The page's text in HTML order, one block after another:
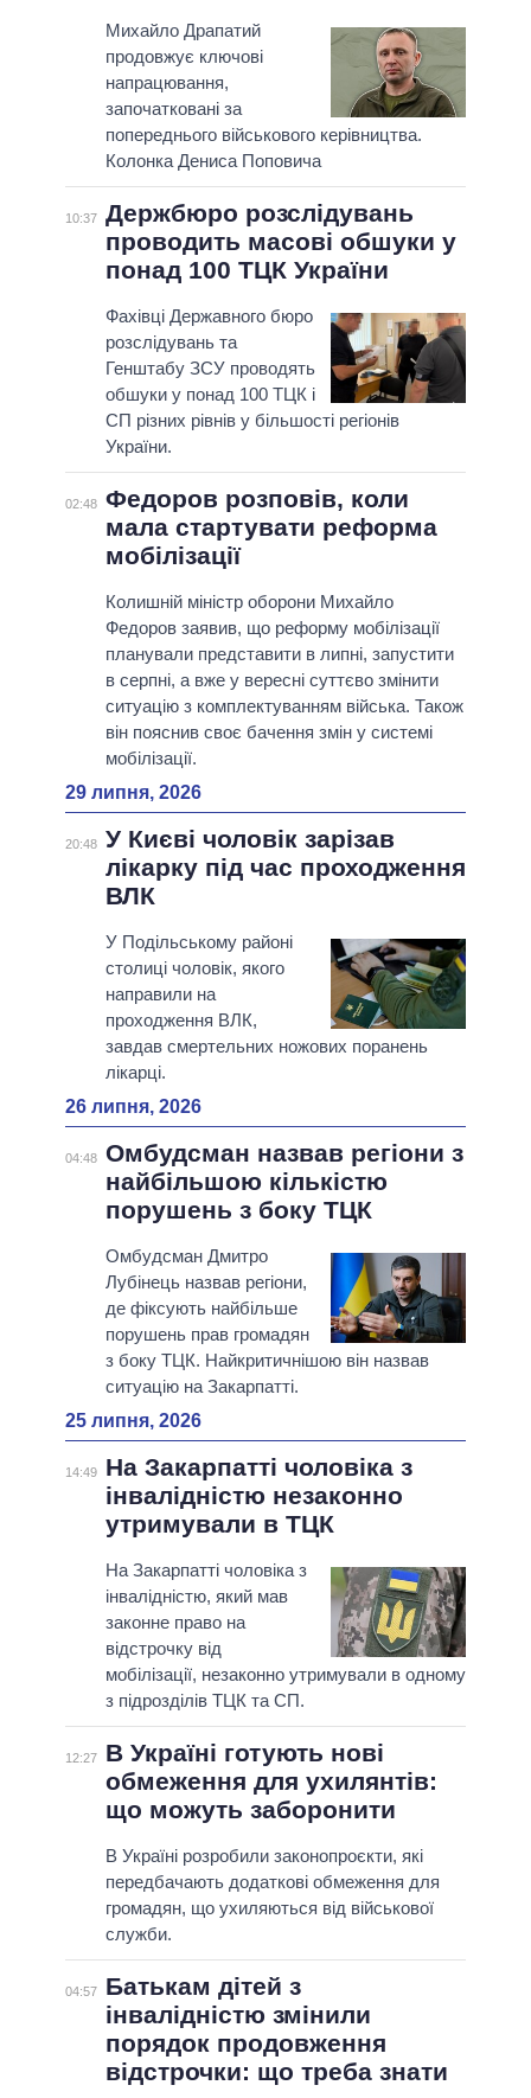
Михайло Драпатий
продовжує ключові
напрацювання,
започатковані за
попереднього військового керівництва.
Колонка Дениса Поповича
10:37 Держбюро розслідувань
проводить масові обшуки у
понад 100 ТЦК України
Фахівці Державного бюро
розслідувань та
Генштабу ЗСУ проводять
обшуки у понад 100 ТЦК і
СП різних рівнів у більшості регіонів
України.
02:48 Федоров розповів, коли
мала стартувати реформа
мобілізації
Колишній міністр оборони Михайло
Федоров заявив, що реформу мобілізації
планували представити в липні, запустити
в серпні, а вже у вересні суттєво змінити
ситуацію з комплектуванням війська. Також
він пояснив своє бачення змін у системі
мобілізації.
29 липня, 2026
20:48 У Києві чоловік зарізав
лікарку під час проходження
ВЛК
У Подільському районі
столиці чоловік, якого
направили на
проходження ВЛК,
завдав смертельних ножових поранень
лікарці.
26 липня, 2026
04:48 Омбудсман назвав регіони з
найбільшою кількістю
порушень з боку ТЦК
Омбудсман Дмитро
Лубінець назвав регіони,
де фіксують найбільше
порушень прав громадян
з боку ТЦК. Найкритичнішою він назвав
ситуацію на Закарпатті.
25 липня, 2026
14:49
На Закарпатті чоловіка з
інвалідністю незаконно
утримували в ТЦК
На Закарпатті чоловіка з
інвалідністю, який мав
законне право на
відстрочку від
мобілізації, незаконно утримували в одному
з підрозділів ТЦК та СП.
12:27
В Україні готують нові
обмеження для ухилянтів:
що можуть заборонити
В Україні розробили законопроєкти, які
передбачають додаткові обмеження для
громадян, що ухиляються від військової
служби.
04:57
Батькам дітей з
інвалідністю змінили
порядок продовження
відстрочки: що треба знати